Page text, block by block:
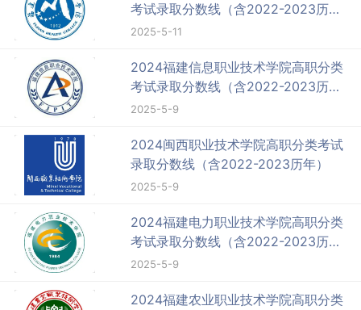
考试录取分数线（含2022-2023历
年）
2025-5-11
2024福建信息职业技术学院高职分类
考试录取分数线（含2022-2023历
年）
2025-5-9
2024闽西职业技术学院高职分类考试
录取分数线（含2022-2023历年）
2025-5-9
2024福建电力职业技术学院高职分类
考试录取分数线（含2022-2023历
年）
2025-5-9
2024福建农业职业技术学院高职分类